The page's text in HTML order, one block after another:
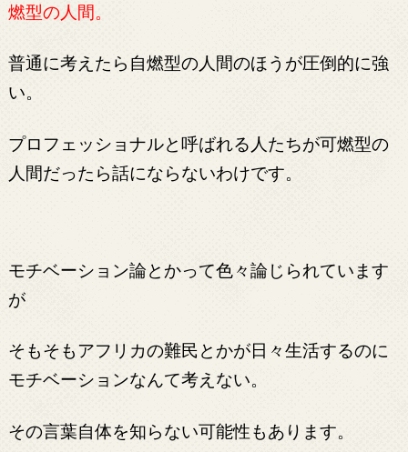
燃型の人間。
普通に考えたら自燃型の人間のほうが圧倒的に強
い。
プロフェッショナルと呼ばれる人たちが可燃型の
人間だったら話にならないわけです。
モチベーション論とかって色々論じられています
が
そもそもアフリカの難民とかが日々生活するのに
モチベーションなんて考えない。
その言葉自体を知らない可能性もあります。